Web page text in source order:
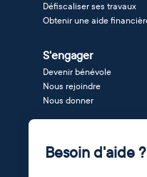
Défiscaliser ses travaux
Obtenir une aide
S'engager
Devenir bénévole
Nous rejoindre
Nous donner
Besoin d'aide ?